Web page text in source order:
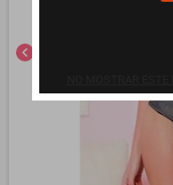
chevron_left